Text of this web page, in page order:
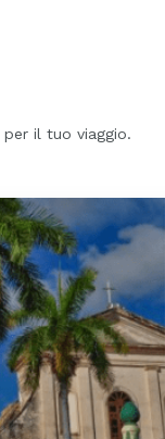
per il tuo viaggio.